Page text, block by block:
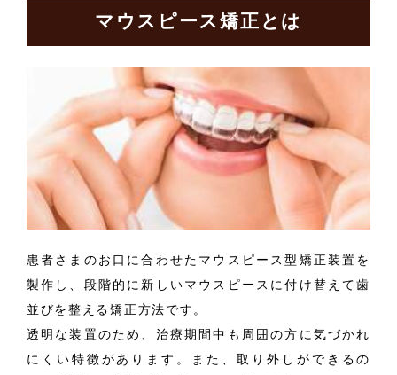
マウスピース矯正とは
患者さまのお口に合わせたマウスピース型矯正装置を
製作し、段階的に新しいマウスピースに付け替えて歯
並びを整える矯正方法です。
透明な装置のため、治療期間中も周囲の方に気づかれ
にくい特徴があります。また、取り外しができるの